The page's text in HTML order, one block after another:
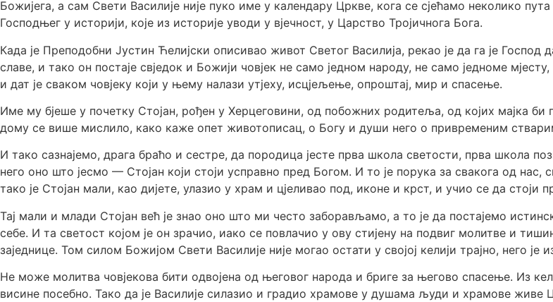
Божијега, а сам Свети Василије није пуко име у календару Цркве, кога се сјећамо неколико
Господњег у историји, које из историје уводи у вјечност, у Царство Тројичнога Бога.
Када је Преподобни Јустин Ћелијски описивао живот Светог Василија, рекао је да га је
славе, и тако он постаје свједок и Божији човјек не само једном народу, не само једноме
и дат је сваком човјеку који у њему налази утјеху, исцјељење, опроштај, мир и спасење.
Име му бјеше у почетку Стојан, рођен у Херцеговини, од побожних родитеља, од којих мајка
дому се више мислило, како каже опет животописац, о Богу и души него о привременим
И тако сазнајемо, драга браћо и сестре, да породица јесте прва школа светости, прва школа
него оно што јесмо — Стојан који стоји усправно пред Богом. И то је порука за свакога од нас,
тако је Стојан мали, као дијете, улазио у храм и цјеливао под, иконе и крст, и учио се да
Тај мали и млади Стојан већ је знао оно што ми често заборављамо, а то је да постајемо
себе. И та светост којом је он зрачио, иако се повлачио у ову стијену на подвиг молитве и
заједнице. Том силом Божијом Свети Василије није могао остати у својој келији трајно, него
Не може молитва човјекова бити одвојена од његовог народа и бриге за његово спасење. Из
висине посебно. Тако да је Василије силазио и градио храмове у душама људи и храмове живе